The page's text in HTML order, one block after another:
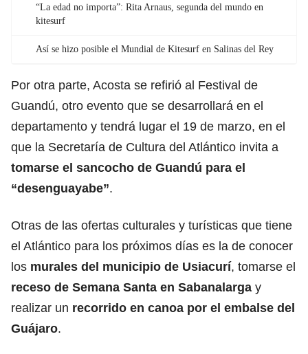
“La edad no importa”: Rita Arnaus, segunda del mundo en
kitesurf
Así se hizo posible el Mundial de Kitesurf en Salinas del Rey
Por otra parte, Acosta se refirió al Festival de
Guandú, otro evento que se desarrollará en el
departamento y tendrá lugar el 19 de marzo, en el
que la Secretaría de Cultura del Atlántico invita a
tomarse el sancocho de Guandú para el
“desenguayabe”.
Otras de las ofertas culturales y turísticas que tiene
el Atlántico para los próximos días es la de conocer
los murales del municipio de Usiacurí, tomarse el
receso de Semana Santa en Sabanalarga y
realizar un recorrido en canoa por el embalse del
Guájaro.